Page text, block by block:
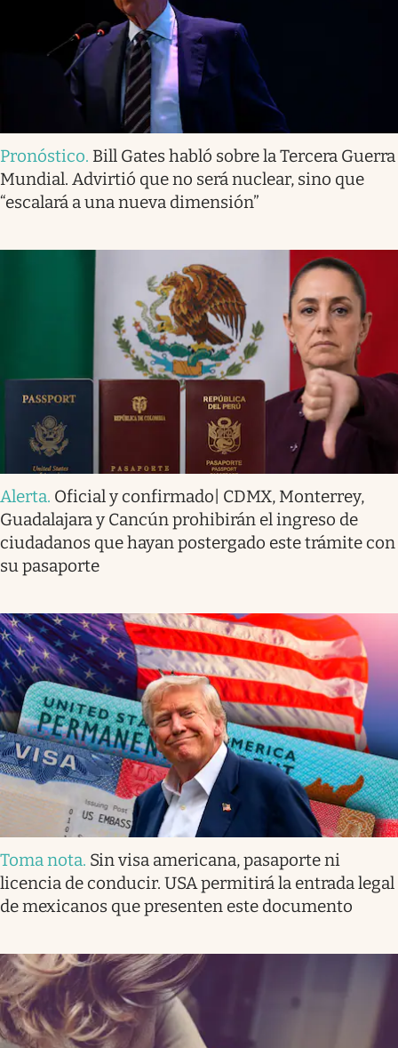
Pronóstico. Bill Gates habló sobre la Tercera Guerra
Mundial. Advirtió que no será nuclear, sino que
“escalará a una nueva dimensión”
Alerta. Oficial y confirmado| CDMX, Monterrey,
Guadalajara y Cancún prohibirán el ingreso de
ciudadanos que hayan postergado este trámite con
su pasaporte
Toma nota. Sin visa americana, pasaporte ni
licencia de conducir. USA permitirá la entrada legal
de mexicanos que presenten este documento